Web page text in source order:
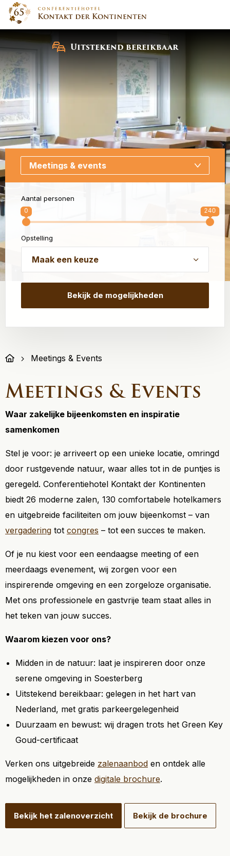
Uitstekend bereikbaar
Aantal personen
0 240
Opstelling
Meetings & Events
Meetings & Events
Waar zakelijke bijeenkomsten en inspiratie
samenkomen
Stel je voor: je arriveert op een unieke locatie, omringd
door rustgevende natuur, waar alles tot in de puntjes is
geregeld. Conferentiehotel Kontakt der Kontinenten
biedt 26 moderne zalen, 130 comfortabele hotelkamers
en uitgebreide faciliteiten om jouw bijeenkomst – van
vergadering tot congres – tot een succes te maken.
Of je nu kiest voor een eendaagse meeting of een
meerdaags evenement, wij zorgen voor een
inspirerende omgeving en een zorgeloze organisatie.
Met ons professionele en gastvrije team staat alles in
het teken van jouw succes.
Waarom kiezen voor ons?
Midden in de natuur: laat je inspireren door onze
serene omgeving in Soesterberg
Uitstekend bereikbaar: gelegen in het hart van
Nederland, met gratis parkeergelegenheid
Duurzaam en bewust: wij dragen trots het Green Key
Goud-certificaat
Verken ons uitgebreide zalenaanbod en ontdek alle
mogelijkheden in onze digitale brochure.
Bekijk het zalenoverzicht Bekijk de brochure